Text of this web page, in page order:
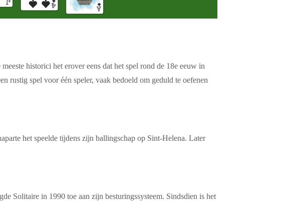
historici het erover eens dat het spel rond de 18e eeuw in
rustig spel voor één speler, vaak bedoeld om geduld te oefenen
het speelde tijdens zijn ballingschap op Sint-Helena. Later
Solitaire in 1990 toe aan zijn besturingssysteem. Sindsdien is het